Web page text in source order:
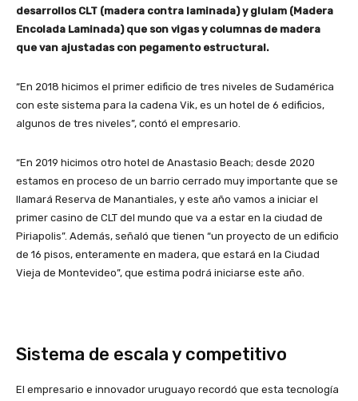
desarrollos CLT (madera contra laminada) y glulam (Madera
Encolada Laminada) que son vigas y columnas de madera
que van ajustadas con pegamento estructural.
“En 2018 hicimos el primer edificio de tres niveles de Sudamérica
con este sistema para la cadena Vik, es un hotel de 6 edificios,
algunos de tres niveles”, contó el empresario.
“En 2019 hicimos otro hotel de Anastasio Beach; desde 2020
estamos en proceso de un barrio cerrado muy importante que se
llamará Reserva de Manantiales, y este año vamos a iniciar el
primer casino de CLT del mundo que va a estar en la ciudad de
Piriapolis”. Además, señaló que tienen “un proyecto de un edificio
de 16 pisos, enteramente en madera, que estará en la Ciudad
Vieja de Montevideo”, que estima podrá iniciarse este año.
Sistema de escala y competitivo
El empresario e innovador uruguayo recordó que esta tecnología